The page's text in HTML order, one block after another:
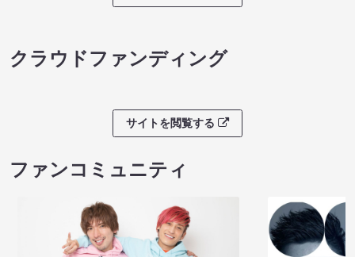
クラウドファンディング
サイトを閲覧する
ファンコミュニティ